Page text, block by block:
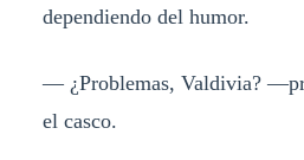
dependiendo del humor.
— ¿Problemas, Valdivia?
el casco.